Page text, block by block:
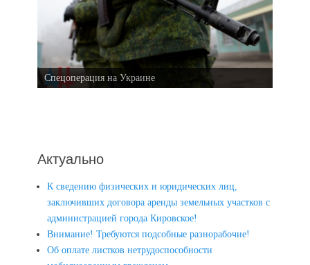
Спецоперация на Украине
Актуально
К сведению физических и юридических лиц,
заключивших договора аренды земельных участков с
администрацией города Кировское!
Внимание! Требуются подсобные разнорабочие!
Об оплате листков нетрудоспособности